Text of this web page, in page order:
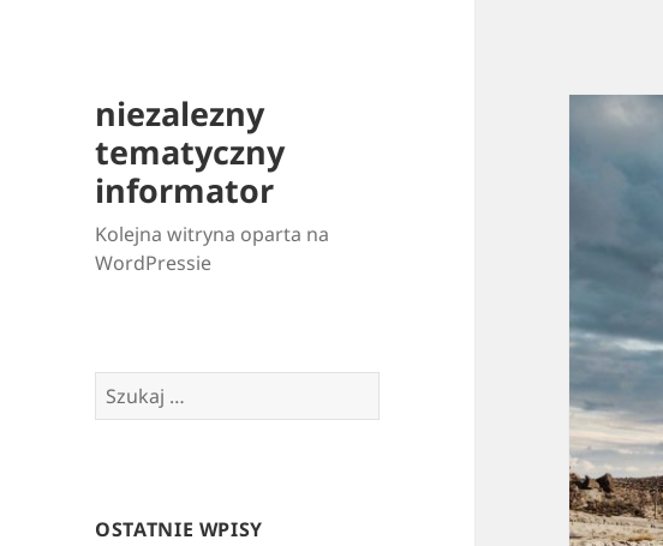
niezalezny
tematyczny
informator
Kolejna witryna oparta na
WordPressie
Szukaj:
OSTATNIE WPISY